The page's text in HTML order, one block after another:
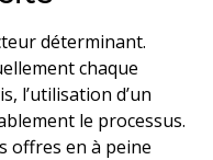
déterminant.
chaque
l’utilisation d’un
le processus.
offres en à peine